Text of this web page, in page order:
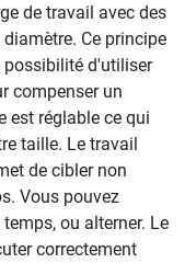
de travail avec des
Ce principe
d'utiliser
compenser un
est réglable ce qui
taille. Le travail
de cibler non
Vous pouvez
ou alterner. Le
correctement